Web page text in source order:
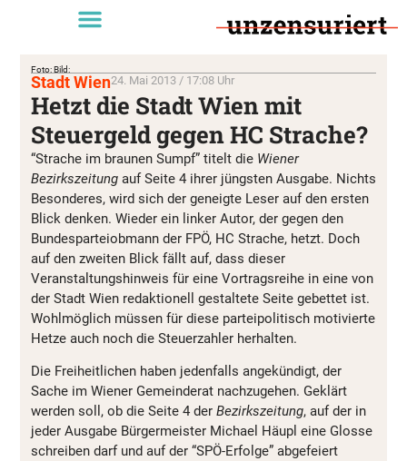
Foto: Bild:
Stadt Wien24. Mai 2013 / 17:08 Uhr
Hetzt die Stadt Wien mit
Steuergeld gegen HC Strache?
“Strache im braunen Sumpf” titelt die Wiener
Bezirkszeitung auf Seite 4 ihrer jüngsten Ausgabe. Nichts
Besonderes, wird sich der geneigte Leser auf den ersten
Blick denken. Wieder ein linker Autor, der gegen den
Bundesparteiobmann der FPÖ, HC Strache, hetzt. Doch
auf den zweiten Blick fällt auf, dass dieser
Veranstaltungshinweis für eine Vortragsreihe in eine von
der Stadt Wien redaktionell gestaltete Seite gebettet ist.
Wohlmöglich müssen für diese parteipolitisch motivierte
Hetze auch noch die Steuerzahler herhalten.
Die Freiheitlichen haben jedenfalls angekündigt, der
Sache im Wiener Gemeinderat nachzugehen. Geklärt
werden soll, ob die Seite 4 der Bezirkszeitung, auf der in
jeder Ausgabe Bürgermeister Michael Häupl eine Glosse
schreiben darf und auf der “SPÖ-Erfolge” abgefeiert